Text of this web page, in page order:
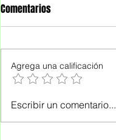
Comentarios
Agrega una calificación
Escribir un comentario...